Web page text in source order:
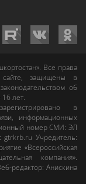
. Все права
защищены в
об
лет.
в
информационных
номер СМИ: ЭЛ
gtrkrb.ru Учредитель:
«Всероссийская
компания».
редактор:Анискина